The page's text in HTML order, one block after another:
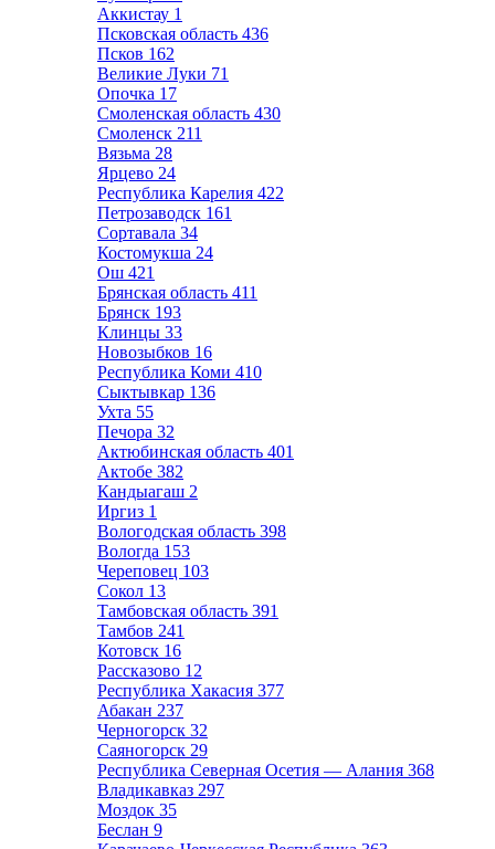
Аккистау 1
Псковская область 436
Псков 162
Великие Луки 71
Опочка 17
Смоленская область 430
Смоленск 211
Вязьма 28
Ярцево 24
Республика Карелия 422
Петрозаводск 161
Сортавала 34
Костомукша 24
Ош 421
Брянская область 411
Брянск 193
Клинцы 33
Новозыбков 16
Республика Коми 410
Сыктывкар 136
Ухта 55
Печора 32
Актюбинская область 401
Актобе 382
Кандыагаш 2
Иргиз 1
Вологодская область 398
Вологда 153
Череповец 103
Сокол 13
Тамбовская область 391
Тамбов 241
Котовск 16
Рассказово 12
Республика Хакасия 377
Абакан 237
Черногорск 32
Саяногорск 29
Республика Северная Осетия — Алания 368
Владикавказ 297
Моздок 35
Беслан 9